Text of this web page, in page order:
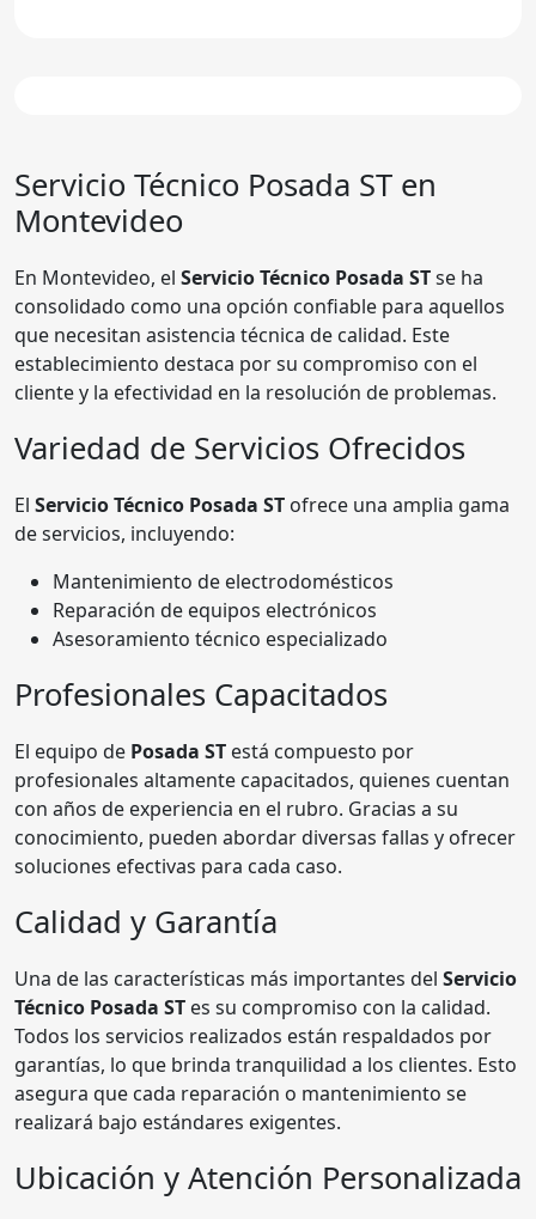
Servicio Técnico Posada ST en
Montevideo
En Montevideo, el Servicio Técnico Posada STse ha
consolidado como una opción confiable para aquellos
que necesitan asistencia técnica de calidad. Este
establecimiento destaca por su compromiso con el
cliente y la efectividad en la resolución de problemas.
Variedad de Servicios Ofrecidos
El Servicio Técnico Posada ST ofrece una amplia gama
de servicios, incluyendo:
Mantenimiento de electrodomésticos
Reparación de equipos electrónicos
Asesoramiento técnico especializado
Profesionales Capacitados
El equipo de Posada ST está compuesto por
profesionales altamente capacitados, quienes cuentan
con años de experiencia en el rubro. Gracias a su
conocimiento, pueden abordar diversas fallas y ofrecer
soluciones efectivas para cada caso.
Calidad y Garantía
Una de las características más importantes del Servicio
Técnico Posada ST es su compromiso con la calidad.
Todos los servicios realizados están respaldados por
garantías, lo que brinda tranquilidad a los clientes. Esto
asegura que cada reparación o mantenimiento se
realizará bajo estándares exigentes.
Ubicación y Atención Personalizada